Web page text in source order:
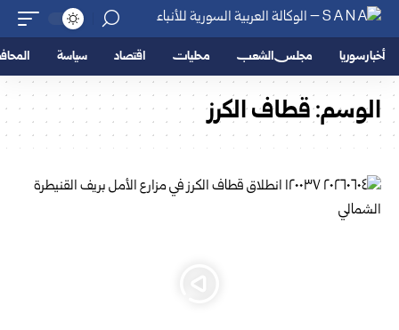
أخبار سوريا مجلس الشعب محليات اقتصاد سياسة
الوسم:قطاف الكرز